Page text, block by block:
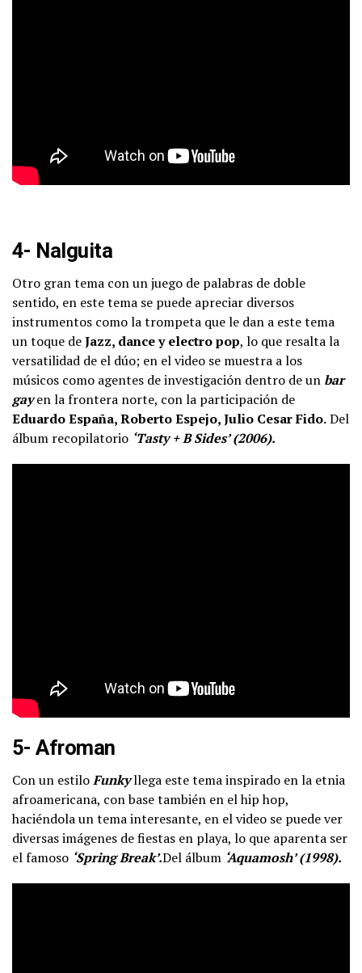
4- Nalguita
Otro gran tema con un juego de palabras de doble
sentido, en este tema se puede apreciar diversos
instrumentos como la trompeta que le dan a este tema
un toque deJazz, dance y electro pop, lo que resalta la
versatilidad de el dúo; en el video se muestra a los
músicos como agentes de investigación dentro de un bar
gayen la frontera norte, con la participación de
Eduardo España, Roberto Espejo, Julio Cesar Fido.Del
álbum recopilatorio ‘Tasty + B Sides’ (2006).
5- Afroman
Con un estiloFunkyllega este tema inspirado en la etnia
afroamericana, con base también en el hip hop,
haciéndola un tema interesante, en el video se puede ver
diversas imágenes de fiestas en playa, lo que aparenta ser
el famoso ‘Spring Break’.Del álbum ‘Aquamosh’ (1998).